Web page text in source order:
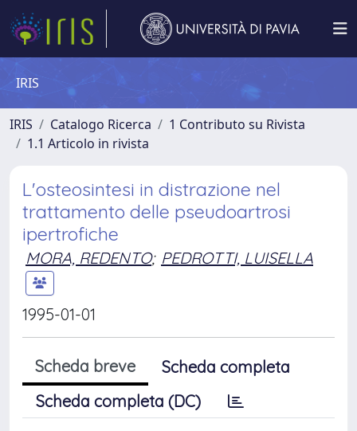
IRIS
IRIS Catalogo Ricerca
1 Contributo su Rivista
1.1 Articolo in rivista
L'osteosintesi in distrazione nel
trattamento delle pseudoartrosi
ipertrofiche
MORA, REDENTO; PEDROTTI, LUISELLA
1995-01-01
Scheda breve
Scheda completa
Scheda completa (DC)